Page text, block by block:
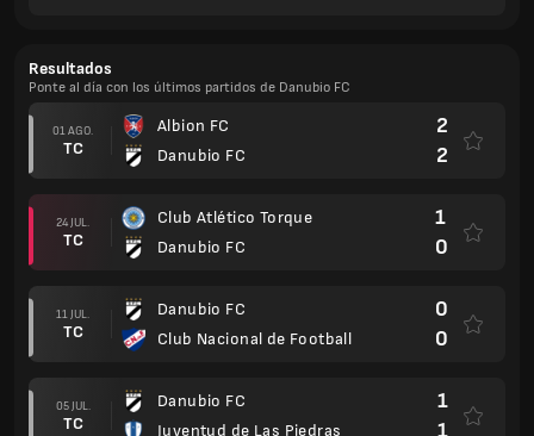
Resultados
Ponte al día con los últimos partidos de Danubio FC
01 AGO.
TC
Albion FC
Danubio FC
2
2
24 JUL.
TC
Club Atlético Torque
Danubio FC
1
0
11 JUL.
TC
Danubio FC
Club Nacional de Football
0
0
05 JUL.
TC
Danubio FC
Juventud de Las Piedras
1
1